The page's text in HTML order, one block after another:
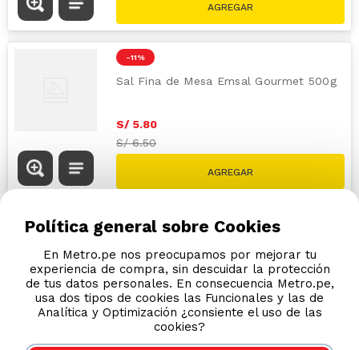
-11 %
Sal Fina de Mesa Emsal Gourmet 500g
S/ 5.80
S/6.50
Política general sobre Cookies
En Metro.pe nos preocupamos por mejorar tu
experiencia de compra, sin descuidar la protección
de tus datos personales. En consecuencia Metro.pe,
usa dos tipos de cookies las Funcionales y las de
Analítica y Optimización ¿consiente el uso de las
cookies?